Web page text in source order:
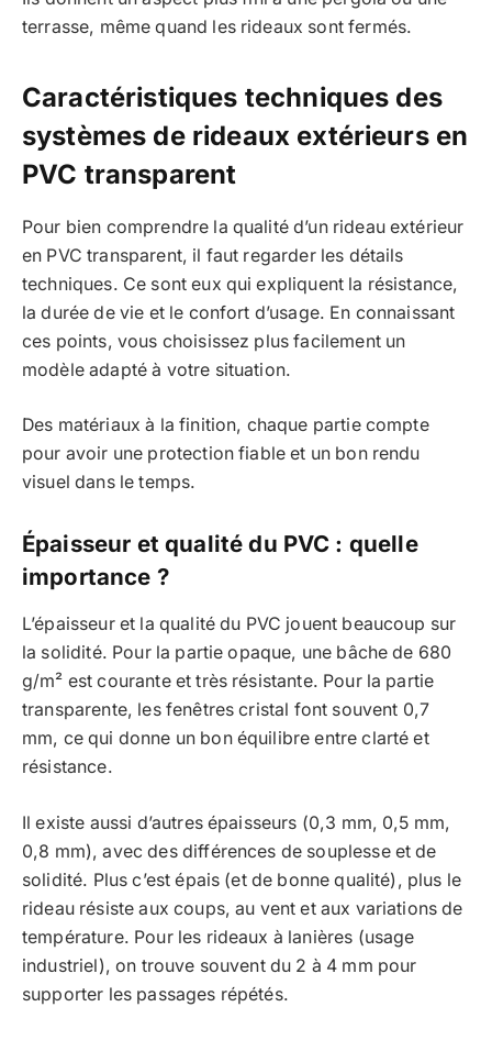
terrasse, même quand les rideaux sont fermés.
Caractéristiques techniques des
systèmes de rideaux extérieurs en
PVC transparent
Pour bien comprendre la qualité d’un rideau extérieur
en PVC transparent, il faut regarder les détails
techniques. Ce sont eux qui expliquent la résistance,
la durée de vie et le confort d’usage. En connaissant
ces points, vous choisissez plus facilement un
modèle adapté à votre situation.
Des matériaux à la finition, chaque partie compte
pour avoir une protection fiable et un bon rendu
visuel dans le temps.
Épaisseur et qualité du PVC : quelle
importance ?
L’épaisseur et la qualité du PVC jouent beaucoup sur
la solidité. Pour la partie opaque, une bâche de 680
g/m² est courante et très résistante. Pour la partie
transparente, les fenêtres cristal font souvent 0,7
mm, ce qui donne un bon équilibre entre clarté et
résistance.
Il existe aussi d’autres épaisseurs (0,3 mm, 0,5 mm,
0,8 mm), avec des différences de souplesse et de
solidité. Plus c’est épais (et de bonne qualité), plus le
rideau résiste aux coups, au vent et aux variations de
température. Pour les rideaux à lanières (usage
industriel), on trouve souvent du 2 à 4 mm pour
supporter les passages répétés.